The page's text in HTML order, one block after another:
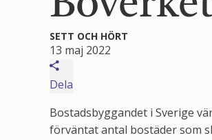
SETT OCH HÖRT
13 maj 2022
Dela
Bostadsbyggandet i Sverige
förväntat antal bostäder som